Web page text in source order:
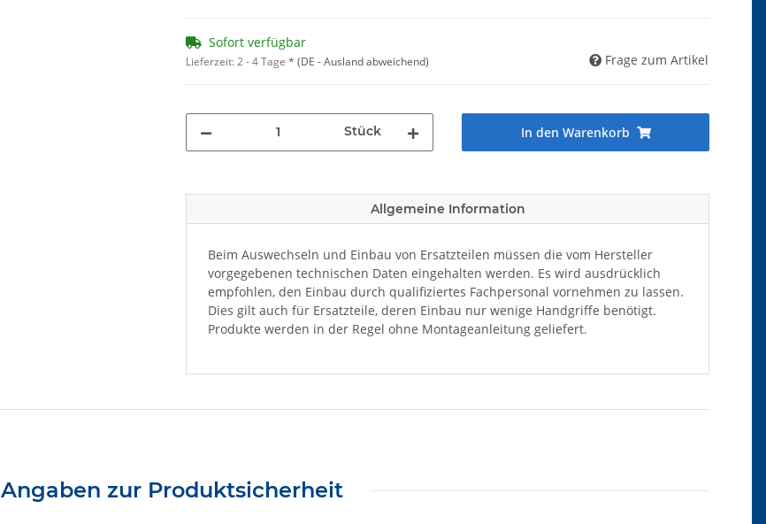
Sofort verfügbar
Lieferzeit:2 - 4 Tage * (DE - Ausland abweichend) Frage zum Artikel
Stück In den Warenkorb
Allgemeine Information
Beim Auswechseln und Einbau von Ersatzteilen müssen die vom Hersteller
vorgegebenen technischen Daten eingehalten werden. Es wird ausdrücklich
empfohlen, den Einbau durch qualifiziertes Fachpersonal vornehmen zu lassen.
Dies gilt auch für Ersatzteile, deren Einbau nur wenige Handgriffe benötigt.
Produkte werden in der Regel ohne Montageanleitung geliefert.
Angaben zur Produktsicherheit